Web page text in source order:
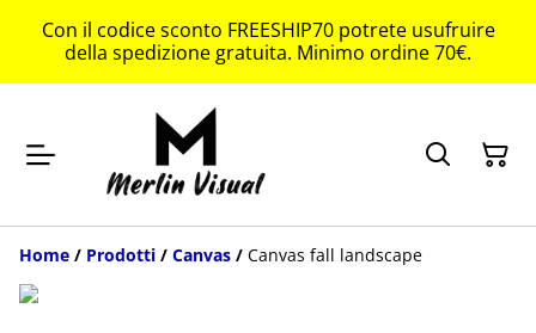
Con il codice sconto FREESHIP70 potrete usufruire
della spedizione gratuita. Minimo ordine 70€.
Home / Prodotti / Canvas / Canvas fall landscape